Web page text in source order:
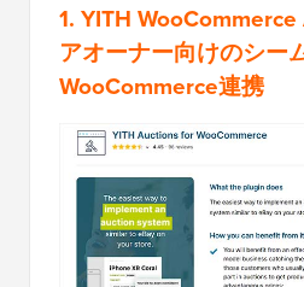
1. YITH
アオーナー向けのシー
WooCommerce連携